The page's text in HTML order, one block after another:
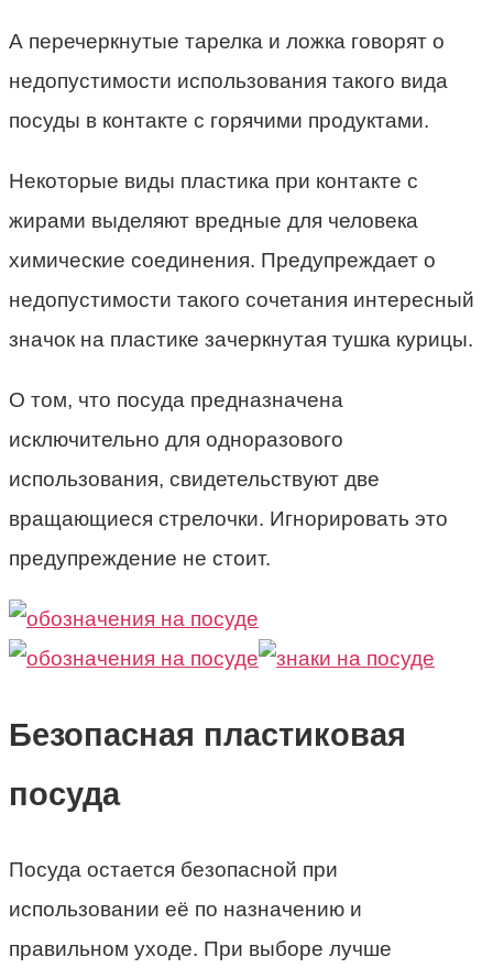
А перечеркнутые тарелка и ложка говорят о
недопустимости использования такого вида
посуды в контакте с горячими продуктами.
Некоторые виды пластика при контакте с
жирами выделяют вредные для человека
химические соединения. Предупреждает о
недопустимости такого сочетания интересный
значок на пластике зачеркнутая тушка курицы.
О том, что посуда предназначена
исключительно для одноразового
использования, свидетельствуют две
вращающиеся стрелочки. Игнорировать это
предупреждение не стоит.
Безопасная пластиковая
посуда
Посуда остается безопасной при
использовании её по назначению и
правильном уходе. При выборе лучше